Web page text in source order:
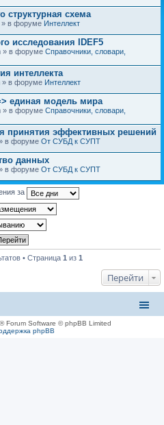
структурная схема
» в форуме Интеллект
исследования IDEF5
» в форуме Справочники, словари,
интеллекта
» в форуме Интеллект
единая модель мира
» в форуме Справочники, словари,
принятия эффективных решений
в форуме От СУБД к СУПТ
данных
в форуме От СУБД к СУПТ
за
• Страница 1 из 1
Перейти
® Forum Software © phpBB Limited
phpBB